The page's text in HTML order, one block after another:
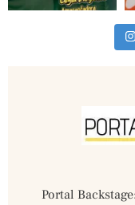
Portal